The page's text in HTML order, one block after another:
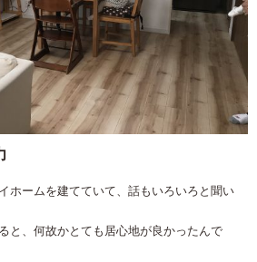
ホームを建てていて、話もいろいろと聞い
と、何故かとても居心地が良かったんで